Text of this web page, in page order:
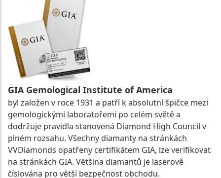
GIA Gemological Institute of America
byl založen v roce 1931 a patří k absolutní špičce mezi
gemologickými laboratořemi po celém světě a
dodržuje pravidla stanovená Diamond High Council v
plném rozsahu. Všechny diamanty na stránkách
VVDiamonds opatřeny certifikátem GIA, lze verifikovat
na stránkách GIA. Většina diamantů je laserově
číslována pro větší bezpečnost obchodu.